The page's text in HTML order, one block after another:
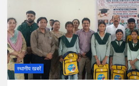
स्थानीय खबरें